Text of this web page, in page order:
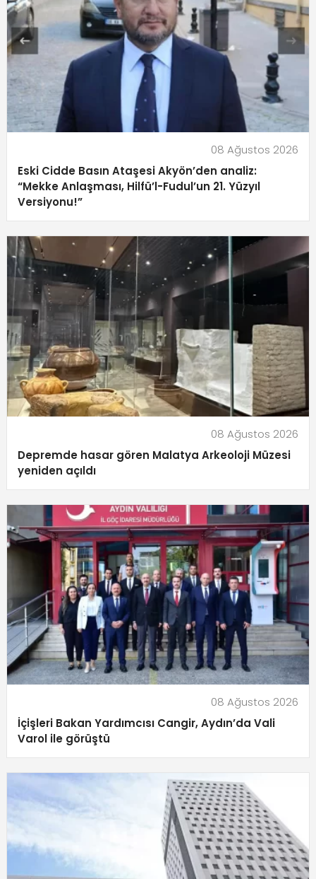
08 Ağustos 2026
Eski Cidde Basın Ataşesi Akyön’den analiz:
“Mekke Anlaşması, Hilfü’l-Fudul’un 21. Yüzyıl
Versiyonu!”
08 Ağustos 2026
Depremde hasar gören Malatya Arkeoloji Müzesi
yeniden açıldı
08 Ağustos 2026
İçişleri Bakan Yardımcısı Cangir, Aydın’da Vali
Varol ile görüştü